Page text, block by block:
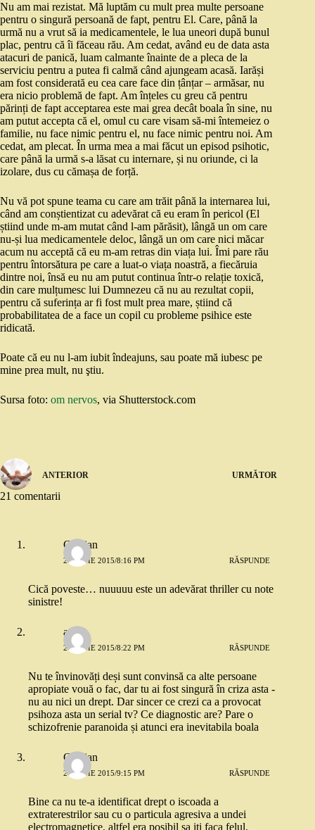
Nu am mai rezistat. Mă luptăm cu mult prea multe persoane
pentru o singură persoană de fapt, pentru El. Care, până la
urmă nu a vrut să ia medicamentele, le lua uneori după bunul
plac, pentru că îi făceau rău. Am cedat, având eu de data asta
atacuri de panică, luam calmante înainte de a pleca de la
serviciu pentru a putea fi calmă când ajungeam acasă. Iarăși
am fost considerată eu cea care face din țânțar – armăsar, nu
era nicio problemă de fapt. Am înțeles cu greu că pentru
părinți de fapt acceptarea este mai grea decât boala în sine, nu
am putut accepta că el, omul cu care visam să-mi întemeiez o
familie, nu face nimic pentru el, nu face nimic pentru noi. Am
cedat, am plecat. În urma mea a mai făcut un episod psihotic,
care până la urmă s-a lăsat cu internare, și nu oriunde, ci la
izolare, dus cu cămașa de forță.
Nu vă pot spune teama cu care am trăit până la internarea lui,
când am conștientizat cu adevărat că eu eram în pericol (El
știind unde m-am mutat când l-am părăsit), lângă un om care
nu-și lua medicamentele deloc, lângă un om care nici măcar
acum nu acceptă că eu m-am retras din viața lui. Îmi pare rău
pentru întorsătura pe care a luat-o viața noastră, a fiecăruia
dintre noi, însă eu nu am putut continua într-o relație toxică,
din care mulțumesc lui Dumnezeu că nu au rezultat copii,
pentru că suferința ar fi fost mult prea mare, știind că
probabilitatea de a face un copil cu probleme psihice este
ridicată.
Poate că eu nu l-am iubit îndeajuns, sau poate mă iubesc pe
mine prea mult, nu ştiu.
Sursa foto: om nervos, via Shutterstock.com
ANTERIOR URMĂTOR
21 comentarii
Cristian
27 IUNIE 2015/8:16 PM RĂSPUNDE
Cică poveste… nuuuuu este un adevărat thriller cu note
sinistre!
anca
27 IUNIE 2015/8:22 PM RĂSPUNDE
Nu te învinovăți deși sunt convinsă ca alte persoane
apropiate vouă o fac, dar tu ai fost singură în criza asta -
nu au nici un drept. Dar sincer ce crezi ca a provocat
psihoza asta un serial tv? Ce diagnostic are? Pare o
schizofrenie paranoida și atunci era inevitabila boala
Cristian
27 IUNIE 2015/9:15 PM RĂSPUNDE
Bine ca nu te-a identificat drept o iscoada a
extraterestrilor sau cu o particula agresiva a undei
electromagnetice, altfel era posibil sa iti faca felul.